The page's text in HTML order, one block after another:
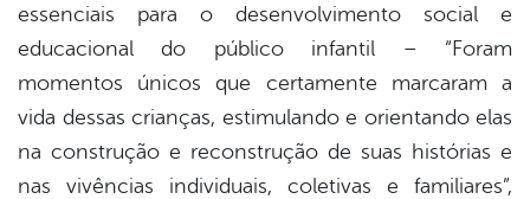
essenciais para o desenvolvimento social e
educacional do público infantil – “Foram
momentos únicos que certamente marcaram a
vida dessas crianças, estimulando e orientando elas
na construção e reconstrução de suas histórias e
nas vivências individuais, coletivas e familiares”,